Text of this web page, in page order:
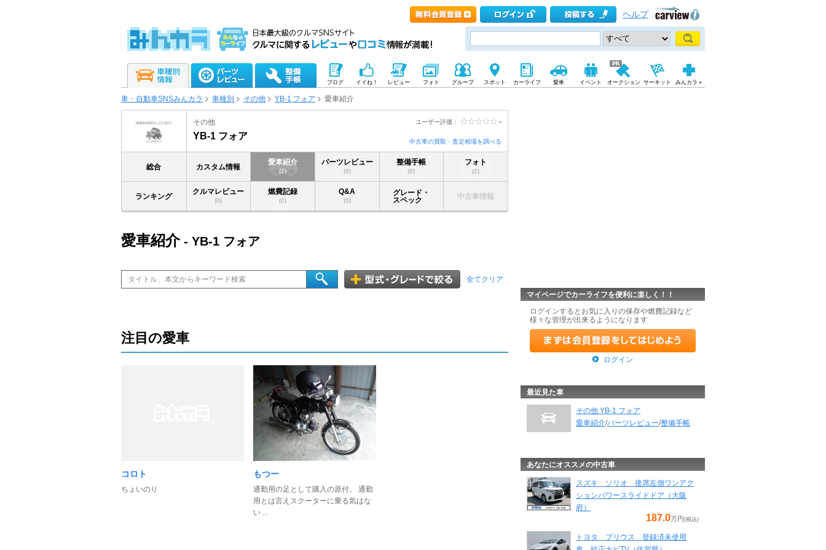
ヘルプ
ブログ イイね！ レビュー フォト グループ スポット カーライフ 愛車 イベント オークション サーキット みんカラ＋
車・自動車SNSみんカラ 車種別 その他 YB-1 フォア 愛車紹介
ユーザー評価： -
その他
YB-1 フォア
中古車の買取・査定相場を調べる
総合 カスタム情報
愛車紹介
(2)
パーツレビュー
(0)
整備手帳
(0)
フォト
(2)
ランキング
クルマレビュー
(0)
燃費記録
(0)
Q&A
(0)
グレード・
スペック
中古車情報
愛車紹介- YB-1 フォア
全てクリア
注目の愛車
コロト
ちょいのり
もつー
通勤用の足として購入の原付。 通勤
用とは言えスクーターに乗る気はな
い ...
マイページでカーライフを便利に楽しく！！
ログインするとお気に入りの保存や燃費記録など
様々な管理が出来るようになります
ログイン
最近見た車
その他 YB-1 フォア
愛車紹介/パーツレビュー/整備手帳
あなたにオススメの中古車
スズキ ソリオ 後席左側ワンアク
ションパワースライドドア（大阪
府）
187.0万円 (税込)
トヨタ プリウス 登録済未使用